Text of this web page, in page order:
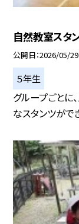
自然教室スタ
公開日 2026/05/29
５年生
グループごとに
なスタンツがで